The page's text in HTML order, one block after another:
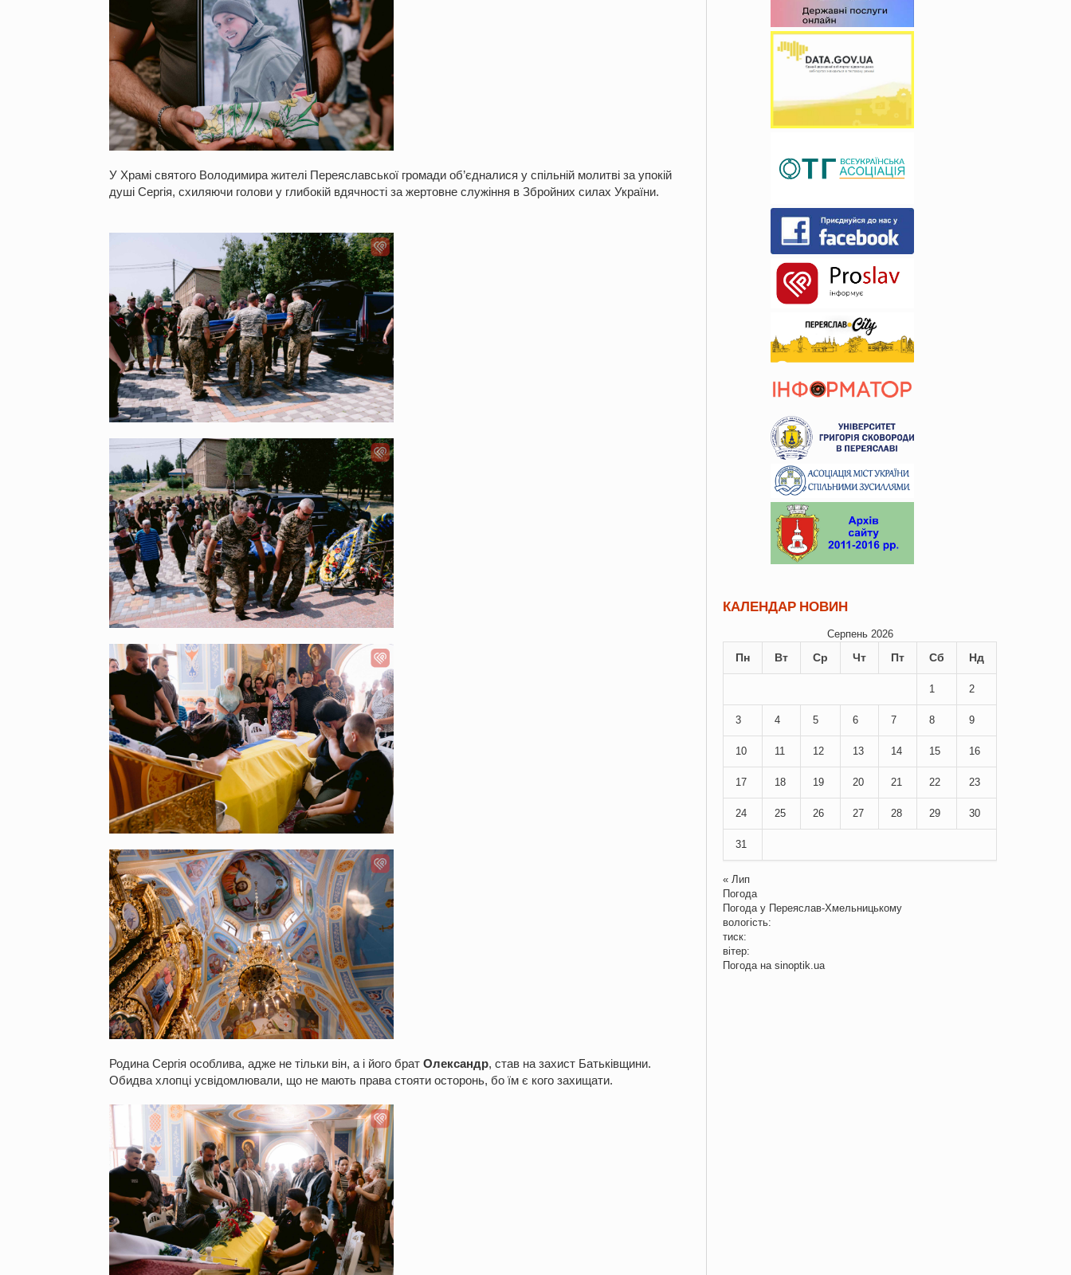
У Храмі святого Володимира жителі Переяславської громади об’єдналися у спільній молитві за упокій
душі Сергія, схиляючи голови у глибокій вдячності за жертовне служіння в Збройних силах України.
Родина Сергія особлива, адже не тільки він, а і його брат Олександр, став на захист Батьківщини.
Обидва хлопці усвідомлювали, що не мають права стояти осторонь, бо їм є кого захищати.
КАЛЕНДАР НОВИН
Серпень 2026
Пн Вт Ср Чт Пт Сб Нд
1 2
3 4 5 6 7 8 9
10 11 12 13 14 15 16
17 18 19 20 21 22 23
24 25 26 27 28 29 30
31
« Лип
Погода
Погода у Переяслав-Хмельницькому
вологість:
тиск:
вітер:
Погода на sinoptik.ua